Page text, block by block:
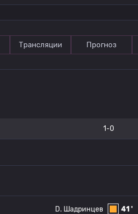
Трансляции Прогноз
1-0
41 '
D. Шадринцев